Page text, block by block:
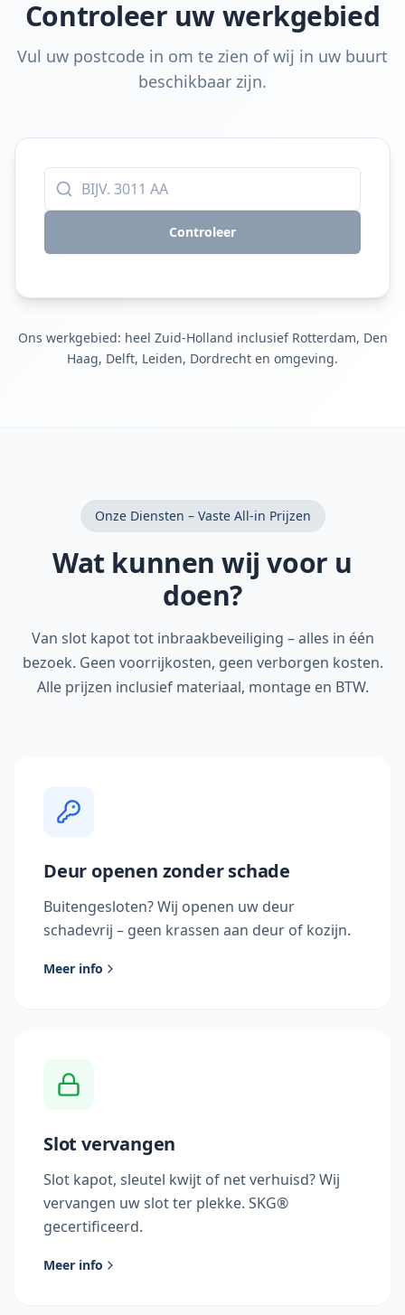
Controleer uw werkgebied
Vul uw postcode in om te zien of wij in uw buurt
beschikbaar zijn.
Controleer
Ons werkgebied: heel Zuid-Holland inclusief Rotterdam, Den
Haag, Delft, Leiden, Dordrecht en omgeving.
Onze Diensten – Vaste All-in Prijzen
Wat kunnen wij voor u
doen?
Van slot kapot tot inbraakbeveiliging – alles in één
bezoek. Geen voorrijkosten, geen verborgen kosten.
Alle prijzen inclusief materiaal, montage en BTW.
Deur openen zonder schade
Buitengesloten? Wij openen uw deur
schadevrij – geen krassen aan deur of kozijn.
Meer info
Slot vervangen
Slot kapot, sleutel kwijt of net verhuisd? Wij
vervangen uw slot ter plekke. SKG®
gecertificeerd.
Meer info